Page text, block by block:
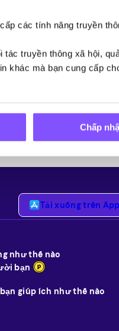
các tính năng truyền
truyền thông xã hội,
khác mà bạn cung cấp
Chấp
Tải xuống trên
như thế nào
bạn
giúp ích như thế nào